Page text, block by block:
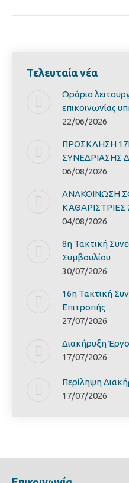
Τελευταία νέα
Ωράριο
επικοινωνίας
22/06/2026
ΠΡΟΣΚΛΗΣΗ
ΣΥΝΕΔΡΙΑΣΗΣ
06/08/2026
ΑΝΑΚΟΙΝΩΣΗ
ΚΑΘΑΡΙΣΤΡΙΕΣ
04/08/2026
8η Τακτική
Συμβουλίου
30/07/2026
16η Τακτική
Επιτροπής
27/07/2026
Διακήρυξη
17/07/2026
Περίληψη
17/07/2026